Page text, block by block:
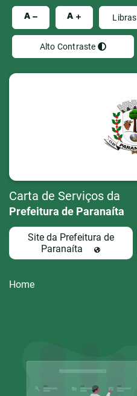
A A Libras
Alto Contraste
Carta de Serviços da
Prefeitura de Paranaíta
Site da Prefeitura de
Paranaíta
Home